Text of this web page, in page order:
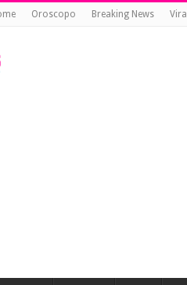
Oroscopo Breaking News